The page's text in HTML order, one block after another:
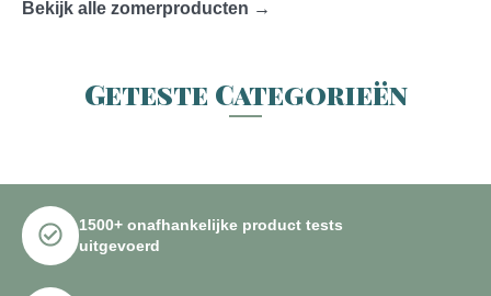
Bekijk alle zomerproducten →
Geteste Categorieën
1500+ onafhankelijke product tests
uitgevoerd